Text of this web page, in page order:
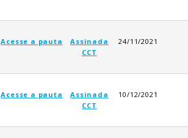
Acesse a pauta
Assinada
CCT
24/11/2021
Acesse a pauta
Assinada
CCT
10/12/2021